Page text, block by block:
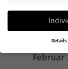
Archiv
Februar
Details